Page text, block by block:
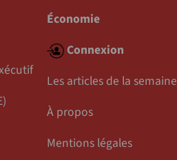
Économie
Connexion
Les articles de la semaine
À propos
Mentions légales